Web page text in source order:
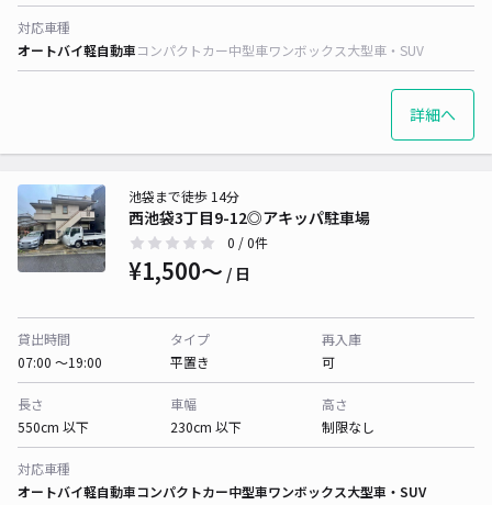
対応車種
オートバイ軽自動車コンパクトカー中型車ワンボックス大型車・SUV
詳細へ
西池袋3丁目9-12◎アキッパ駐車場
池袋まで徒歩 14分
0 / 0件
¥1,500〜 / 日
貸出時間
07:00 〜19:00
タイプ
平置き
再入庫
可
長さ
550cm 以下
車幅
230cm 以下
高さ
制限なし
対応車種
オートバイ軽自動車コンパクトカー中型車ワンボックス大型車・SUV